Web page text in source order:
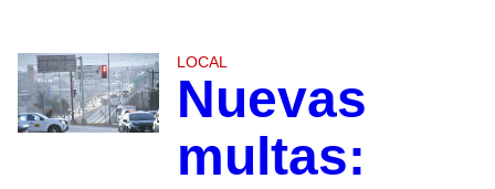
LOCAL
Nuevas
multas: